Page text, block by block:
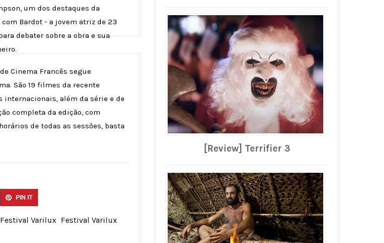
um dos destaques da
Bardot - a jovem atriz de 23
debater sobre a obra e sua
Cinema Francês segue
São 19 filmes da recente
além da série e de
completa da edição, com
de todas as sessões, basta
PIN IT
Festival Varilux Festival Varilux
[Review] Terrifier 3